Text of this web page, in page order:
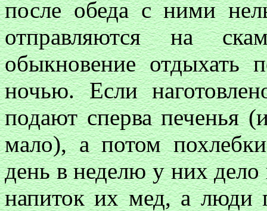
после обеда с ними
отправляются на
обыкновение отдыхать
ночью. Если
подают сперва печенья
мало), а потом
день в неделю у них
напиток их мед, а люди